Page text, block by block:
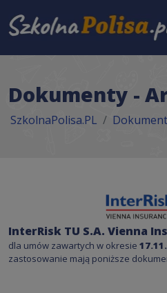
Dokumenty -
SzkolnaPolisa.PL
InterRisk TU S.A. Vienna
dla umów zawartych w okresie
zastosowanie mają poniższe